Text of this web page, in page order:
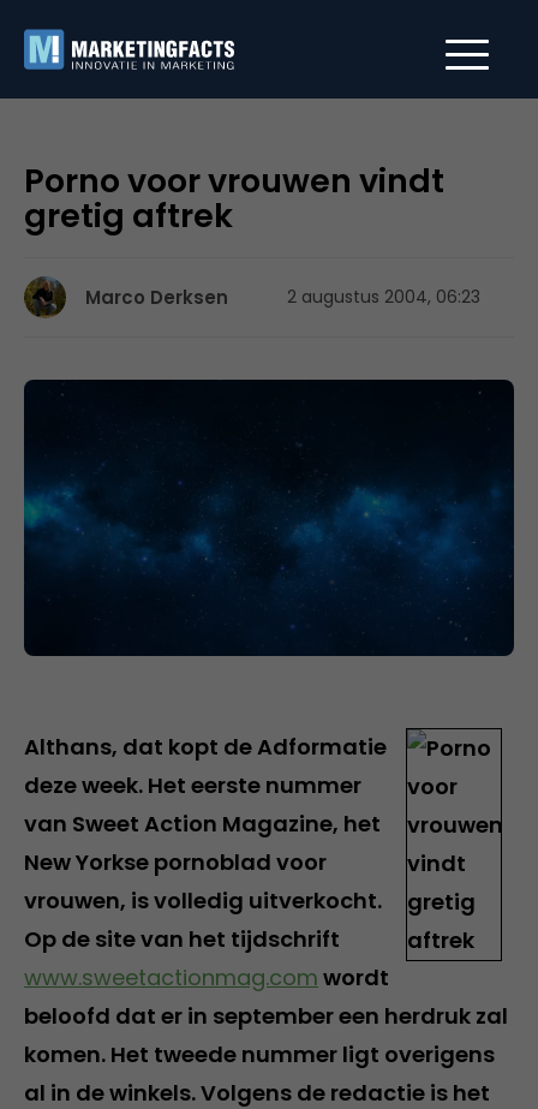
Porno voor vrouwen vindt
gretig aftrek
Marco Derksen 2 augustus 2004, 06:23
Althans, dat kopt de Adformatie
deze week. Het eerste nummer
van Sweet Action Magazine, het
New Yorkse pornoblad voor
vrouwen, is volledig uitverkocht.
Op de site van het tijdschrift
www.sweetactionmag.com wordt
beloofd dat er in september een herdruk zal
komen. Het tweede nummer ligt overigens
al in de winkels. Volgens de redactie is het